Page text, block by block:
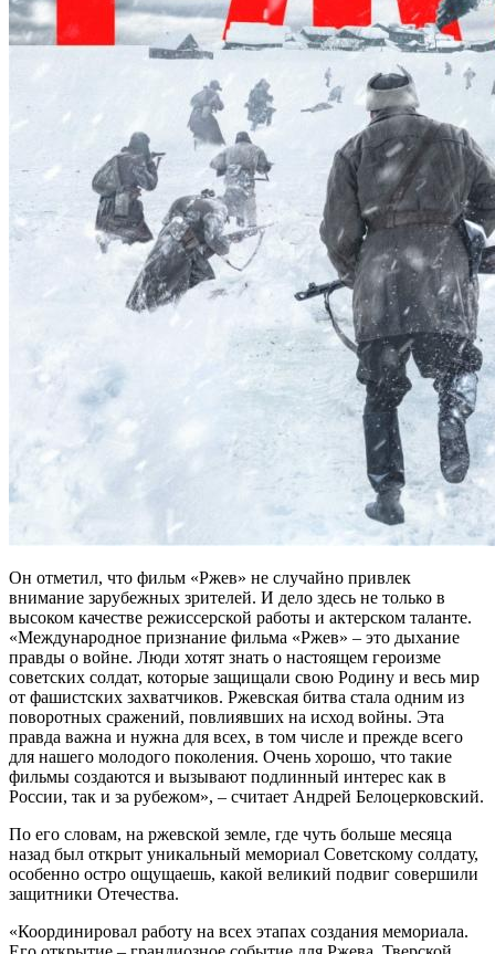
Он отметил, что фильм «Ржев» не случайно привлек
внимание зарубежных зрителей. И дело здесь не только в
высоком качестве режиссерской работы и актерском таланте.
«Международное признание фильма «Ржев» – это дыхание
правды о войне. Люди хотят знать о настоящем героизме
советских солдат, которые защищали свою Родину и весь мир
от фашистских захватчиков. Ржевская битва стала одним из
поворотных сражений, повлиявших на исход войны. Эта
правда важна и нужна для всех, в том числе и прежде всего
для нашего молодого поколения. Очень хорошо, что такие
фильмы создаются и вызывают подлинный интерес как в
России, так и за рубежом», – считает Андрей Белоцерковский.
По его словам, на ржевской земле, где чуть больше месяца
назад был открыт уникальный мемориал Советскому солдату,
особенно остро ощущаешь, какой великий подвиг совершили
защитники Отечества.
«Координировал работу на всех этапах создания мемориала.